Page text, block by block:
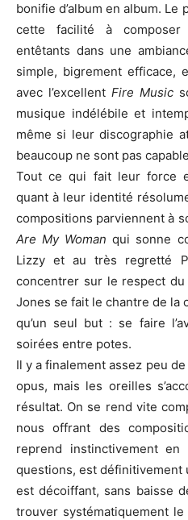
bonifie d’album en album.
cette facilité à
entêtants dans une
simple, bigrement efficace,
avec l’excellent Fire Music
musique indélébile et
même si leur discographie
beaucoup ne sont pas
Tout ce qui fait leur force
quant à leur identité
compositions parviennent à
Are My Woman qui sonne
Lizzy et au très regretté
concentrer sur le respect
Jones se fait le chantre de la
qu’un seul but : se faire
soirées entre potes.
Il y a finalement assez peu
opus, mais les oreilles
résultat. On se rend vite
nous offrant des
reprend instinctivement
questions, est définitivement
est décoiffant, sans baisse
trouver systématiquement